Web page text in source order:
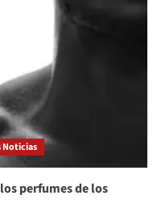
Noticias
perfumes de los